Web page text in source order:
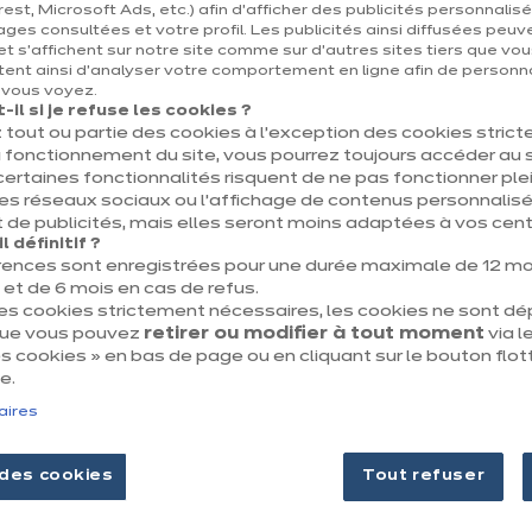
du projet
Nos engagements
Nos magasins
Mentions légales & CGU Politique des
Microsoft Ads, etc.) afin d’afficher des publicités
consultées et votre profil. Les publicités ainsi diffusées
s'affichent sur notre site comme sur d’autres sites tiers que
ainsi d'analyser votre comportement en ligne afin de
voyez.
il si je refuse les cookies ?
tout ou partie des cookies à l’exception des cookies
fonctionnement du site, vous pourrez toujours accéder au
fonctionnalités risquent de ne pas fonctionner
réseaux sociaux ou l’affichage de contenus
publicités, mais elles seront moins adaptées à vos
définitif ?
sont enregistrées pour une durée maximale de 12
de 6 mois en cas de refus.
cookies strictement nécessaires, les cookies ne sont
vous pouvez retirer ou modifier à tout moment via
cookies » en bas de page ou en cliquant sur le bouton
cookies Tout refuser